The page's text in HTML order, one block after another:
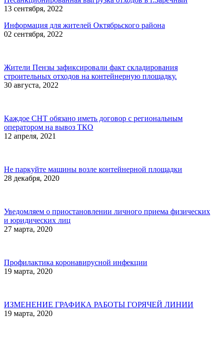
13 сентября, 2022
Информация для жителей Октябрьского района
02 сентября, 2022
Жители Пензы зафиксировали факт складирования
строительных отходов на контейнерную площадку.
30 августа, 2022
Каждое СНТ обязано иметь договор с региональным
оператором на вывоз ТКО
12 апреля, 2021
Не паркуйте машины возле контейнерной площадки
28 декабря, 2020
Уведомляем о приостановлении личного приема физических
и юридических лиц
27 марта, 2020
Профилактика коронавирусной инфекции
19 марта, 2020
ИЗМЕНЕНИЕ ГРАФИКА РАБОТЫ ГОРЯЧЕЙ ЛИНИИ
19 марта, 2020